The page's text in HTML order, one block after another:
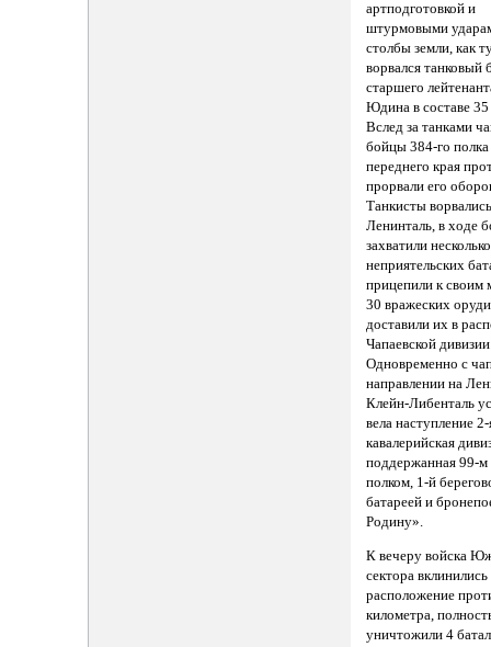
артподготовкой и
штурмовыми
столбы земли, как
ворвался танковый
старшего
Юдина в составе
Вслед за танками
бойцы 384-го полка
переднего края
прорвали его
Танкисты
Ленинталь, в ходе
захватили несколько
неприятельских
прицепили к своим
30 вражеских
доставили их в
Чапаевской
Одновременно с
направлении на
Клейн-Либенталь
вела наступление 2-
кавалерийская
поддержанная 99-
полком, 1-й
батареей и
Родину».
К вечеру войска
сектора вклинились
расположение
километра,
уничтожили 4